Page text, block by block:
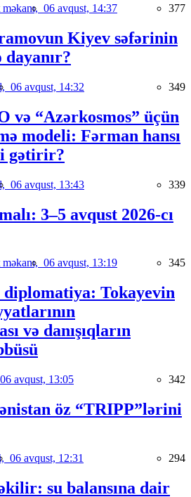
06 avqust, 14:37 377
Kiyev səfərinin
dayanır?
06 avqust, 14:32 349
və “Azərkosmos” üçün
modeli: Fərman hansı
gətirir?
06 avqust, 13:43 339
3–5 avqust 2026-cı
06 avqust, 13:19 345
diplomatiya: Tokayevin
və danışıqların
06 avqust, 13:05 342
öz “TRIPP”lərini
06 avqust, 12:31 294
su balansına dair